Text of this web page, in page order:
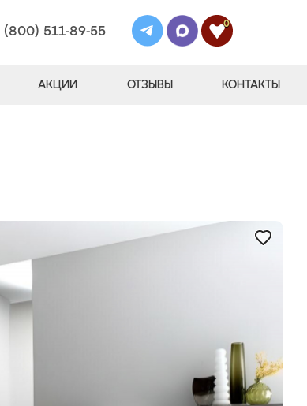
(800) 511-89-55
0
АКЦИИ ОТЗЫВЫ КОНТАКТЫ